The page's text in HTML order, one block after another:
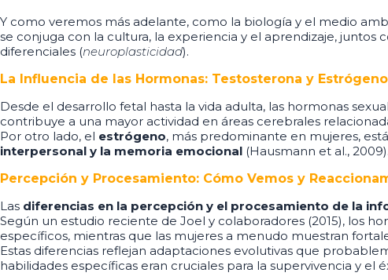
Y como veremos más adelante, como la biología y el medio
se conjuga con la cultura, la experiencia y el aprendizaje,
diferenciales (neuroplasticidad).
La Influencia de las Hormonas: Testosterona y
Desde el desarrollo fetal hasta la vida adulta, las hormonas
contribuye a una mayor actividad en áreas cerebrales
Por otro lado, el estrógeno, más predominante en mujeres,
interpersonal y la memoria emocional (Hausmann et al., 2009).
Percepción y Procesamiento: Cómo Vemos y
Las diferencias en la percepción y el procesamiento de la
Según un estudio reciente de Joel y colaboradores (2015), los
específicos, mientras que las mujeres a menudo muestran
Estas diferencias reflejan adaptaciones evolutivas que
habilidades específicas eran cruciales para la supervivencia y el